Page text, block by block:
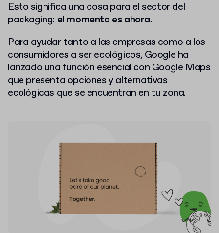
Esto significa una cosa para el sector del
packaging: el momento es ahora.
Para ayudar tanto a las empresas como a los
consumidores a ser ecológicos, Google ha
lanzado una función esencial con Google Maps
que presenta opciones y alternativas
ecológicas que se encuentran en tu zona.